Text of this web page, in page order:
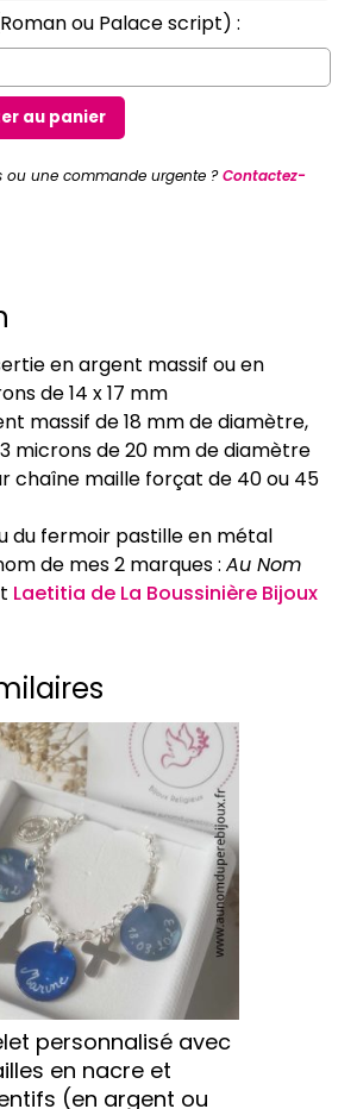
ou Palace script) :
au panier
ou une commande urgente ?Contactez-
en argent massif ou en
de 14 x 17 mm
massif de 18 mm de diamètre,
microns de 20 mm de diamètre
chaîne maille forçat de 40 ou 45
du fermoir pastille en métal
de mes 2 marques :Au Nom
Laetitia de La Boussinière Bijoux
personnalisé avec
en nacre et
(en argent ou